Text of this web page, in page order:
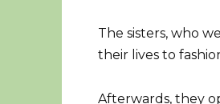
The sisters, who
their lives to
Afterwards, they